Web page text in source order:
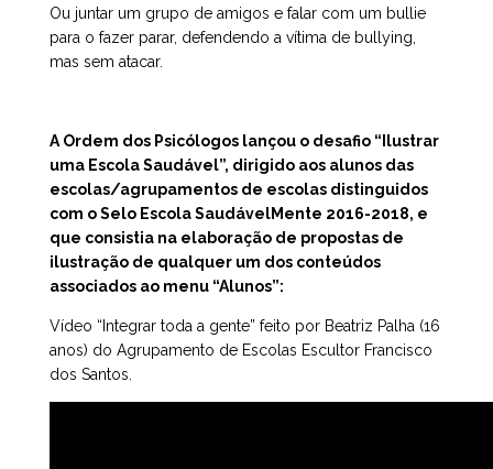
Ou juntar um grupo de amigos e falar com um bullie
para o fazer parar, defendendo a vítima de bullying,
mas sem atacar.
A Ordem dos Psicólogos lançou o desafio “Ilustrar
uma Escola Saudável”, dirigido aos alunos das
escolas/agrupamentos de escolas distinguidos
com o Selo Escola SaudávelMente 2016-2018, e
que consistia na elaboração de propostas de
ilustração de qualquer um dos conteúdos
associados ao menu “Alunos”:
Vídeo “Integrar toda a gente” feito por Beatriz Palha (16
anos) do Agrupamento de Escolas Escultor Francisco
dos Santos.